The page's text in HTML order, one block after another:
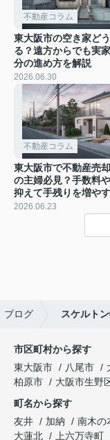
不動産コラム
東大阪市の空き家ど
る？遠方からでも実
分の進め方を解説
2026.06.30
不動産コラム
東大阪市で不動産売
の主婦必見？手数料
抑えて手残りを増や
2026.06.23
ブログ スケルト
市区町村から探す
東大阪市
八尾市
柏原市
大阪市生野
町名から探す
友井
加納 南木の
大蓮北
上六万寺町